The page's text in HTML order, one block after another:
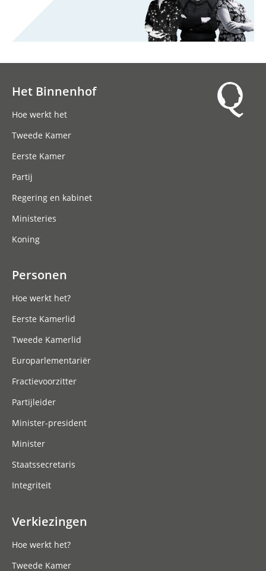
Het Binnenhof
Hoe werkt het
Tweede Kamer
Eerste Kamer
Partij
Regering en kabinet
Ministeries
Koning
Personen
Hoe werkt het?
Eerste Kamerlid
Tweede Kamerlid
Europarlementariër
Fractievoorzitter
Partijleider
Minister-president
Minister
Staatssecretaris
Integriteit
Verkiezingen
Hoe werkt het?
Tweede Kamer